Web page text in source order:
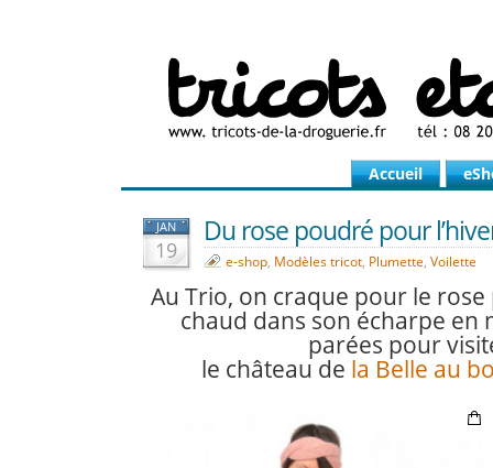
Accueil
JAN
19
Du rose poudré pour
e-shop, Modèles tricot, Plumette, Voilette
Au Trio, on craque pour le
chaud dans son écharpe en
parées pour
le château de la Belle au